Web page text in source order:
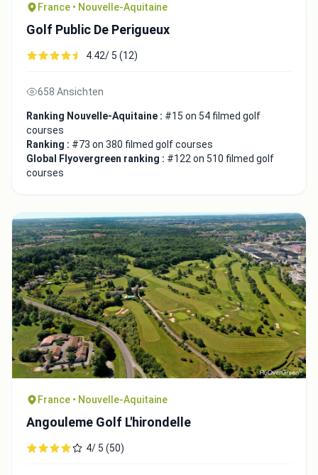
France • Nouvelle-Aquitaine
Golf Public De Perigueux
4.42/ 5 (12)
658 Ansichten
Ranking Nouvelle-Aquitaine : #15 on 54 filmed golf
courses
Ranking : #73 on 380 filmed golf courses
Global Flyovergreen ranking : #122 on 510 filmed golf
courses
France • Nouvelle-Aquitaine
Angouleme Golf L'hirondelle
4/ 5 (50)